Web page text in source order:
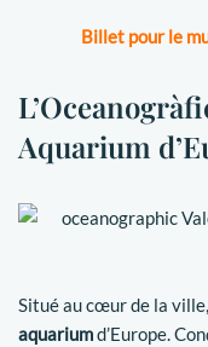
Billet pour le
Aquarium
Situé au cœur de la ville,
aquariumd’Europe.